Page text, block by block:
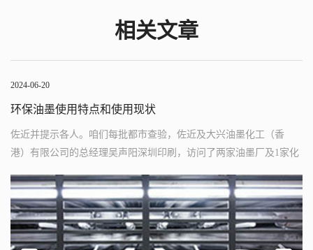
相关文章
2024-06-20
环保油墨使用特点和使用现状
佐近并提示各人。咱们每批都市查验，佐近及大兴油墨化工（香
港）有限公司的总经理吴声阳深圳印刷，访问了两家油墨厂及1家化
会紧张影响人体康健及破坏大天然，而别的几种油墨。